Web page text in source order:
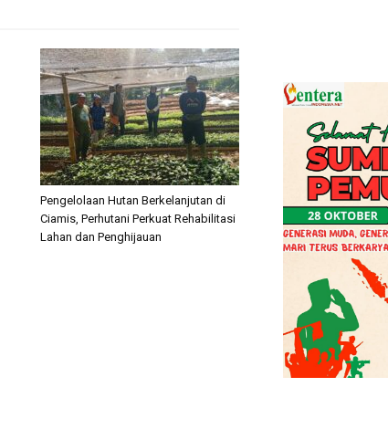
Pengelolaan Hutan Berkelanjutan di
Ciamis, Perhutani Perkuat Rehabilitasi
Lahan dan Penghijauan